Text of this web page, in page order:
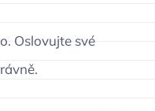
Oslovujte své